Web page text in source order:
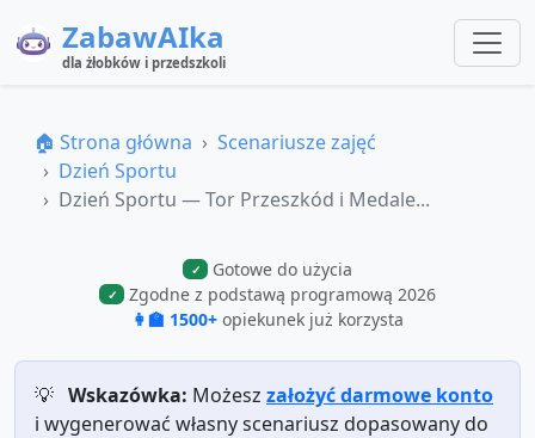
ZabawAIka
dla żłobków i przedszkoli
🏠 Strona główna
Scenariusze zajęć
Dzień Sportu
Dzień Sportu — Tor Przeszkód i Medale...
✓ Gotowe do użycia
✓
Zgodne z podstawą programową 2026
👩‍🏫 1500+ opiekunek już korzysta
💡 Wskazówka: Możesz założyć darmowe konto
i wygenerować własny scenariusz dopasowany do